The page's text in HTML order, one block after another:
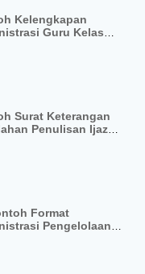
Kelengkapan
Guru Kelas
Surat Keterangan
Penulisan Ijazah
Format
Pengelolaan